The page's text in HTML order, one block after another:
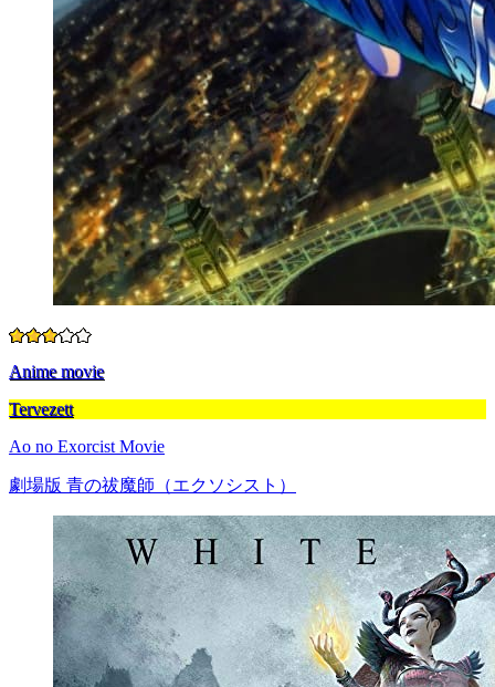
Anime movie
Tervezett
Ao no Exorcist Movie
劇場版 青の祓魔師（エクソシスト）